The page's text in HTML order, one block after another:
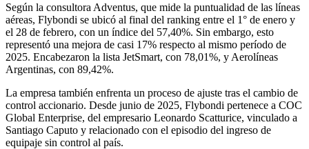
Según la consultora Adventus, que mide la puntualidad de las líneas
aéreas, Flybondi se ubicó al final del ranking entre el 1° de enero y
el 28 de febrero, con un índice del 57,40%. Sin embargo, esto
representó una mejora de casi 17% respecto al mismo período de
2025. Encabezaron la lista JetSmart, con 78,01%, y Aerolíneas
Argentinas, con 89,42%.
La empresa también enfrenta un proceso de ajuste tras el cambio de
control accionario. Desde junio de 2025, Flybondi pertenece a COC
Global Enterprise, del empresario Leonardo Scatturice, vinculado a
Santiago Caputo y relacionado con el episodio del ingreso de
equipaje sin control al país.